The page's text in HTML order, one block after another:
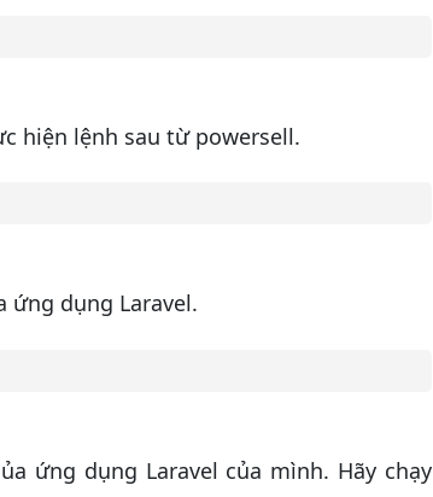
hiện lệnh sau từ powersell.
ứng dụng Laravel.
ứng dụng Laravel của mình. Hãy chạy